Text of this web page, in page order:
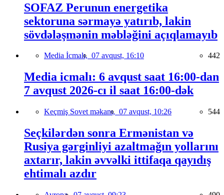
SOFAZ Perunun energetika
sektoruna sərmayə yatırıb, lakin
sövdələşmənin məbləğini açıqlamayıb
Media İcmalı, 07 avqust, 16:10 442
Media icmalı: 6 avqust saat 16:00-dan
7 avqust 2026-cı il saat 16:00-dək
Keçmiş Sovet məkanı, 07 avqust, 10:26 544
Seçkilərdən sonra Ermənistan və
Rusiya gərginliyi azaltmağın yollarını
axtarır, lakin əvvəlki ittifaqa qayıdış
ehtimalı azdır